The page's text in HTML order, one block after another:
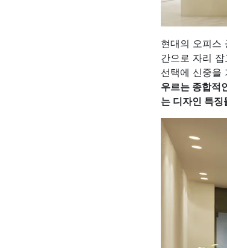
현대의 오피스
간으로 자리
선택에 신중을
우르는 종합적
는 디자인 특